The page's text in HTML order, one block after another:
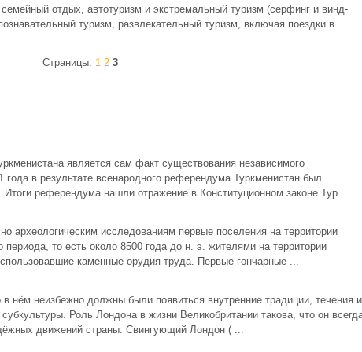
отдых, автотуризм и экстремальный туризм (серфинг и винд-
туризм, развлекательный туризм, включая поездки в
Страницы: 1 2 3
является сам факт существования независимого
года в результате всенародного референдума Туркменистан был
референдума нашли отражение в Конституционном законе Тур ...
археологическим исследованиям первые поселения на территории
то есть около 8500 года до н. э. жителями на территории
каменные орудия труда. Первые гончарные ...
нём неизбежно должны были появиться внутренние традиции, течения и
Роль Лондона в жизни Великобритании такова, что он
движений страны. Свингующий Лондон ( ...